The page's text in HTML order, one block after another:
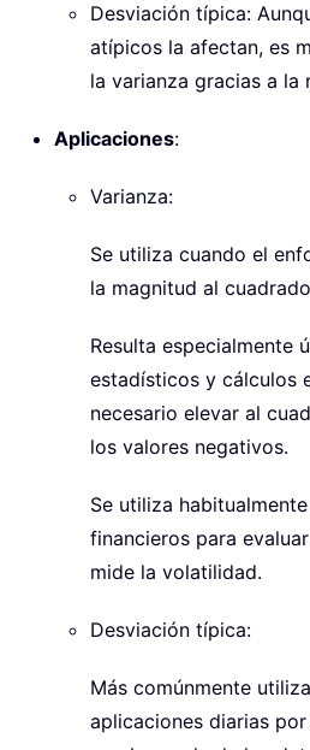
Desviación típica:
atípicos la afectan, es
la varianza gracias a la
Aplicaciones:
Varianza:
Se utiliza cuando el
la magnitud al
Resulta especialmente
estadísticos y cálculos
necesario elevar al
los valores negativos.
Se utiliza
financieros para
mide la volatilidad.
Desviación típica:
Más comúnmente
aplicaciones diarias